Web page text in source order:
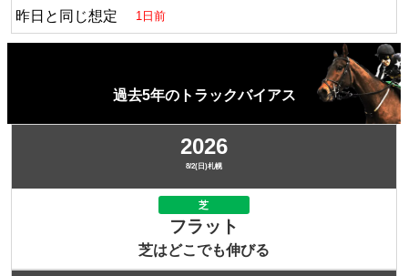
昨日と同じ想定 1日前
過去5年のトラックバイアス
2026
8/2(日)札幌
芝
フラット
芝はどこでも伸びる